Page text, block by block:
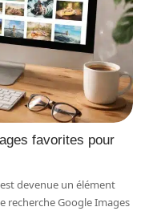
favorites pour
devenue un élément
recherche Google Images